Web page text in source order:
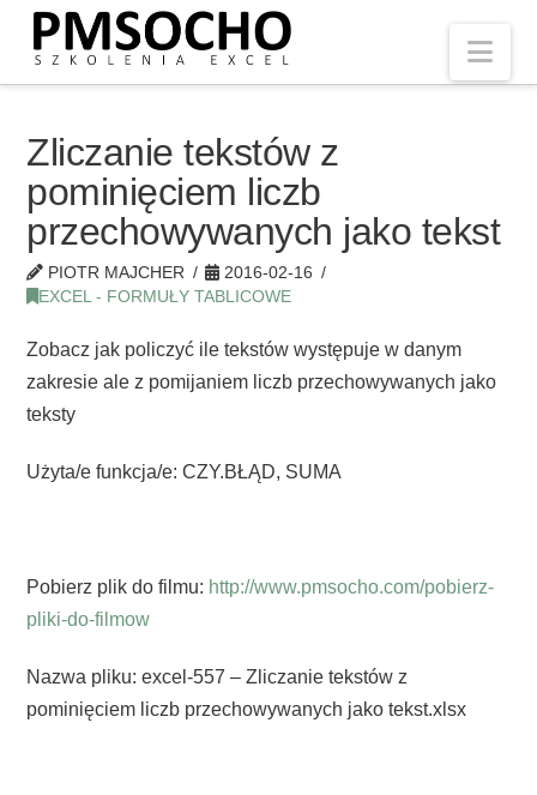
Zliczanie tekstów z
pominięciem liczb
przechowywanych jako tekst
PIOTR MAJCHER
2016-02-16
EXCEL - FORMUŁY TABLICOWE
Zobacz jak policzyć ile tekstów występuje w danym
zakresie ale z pomijaniem liczb przechowywanych jako
teksty
Użyta/e funkcja/e: CZY.BŁĄD, SUMA
Pobierz plik do filmu: http://www.pmsocho.com/pobierz-
pliki-do-filmow
Nazwa pliku: excel-557 – Zliczanie tekstów z
pominięciem liczb przechowywanych jako tekst.xlsx